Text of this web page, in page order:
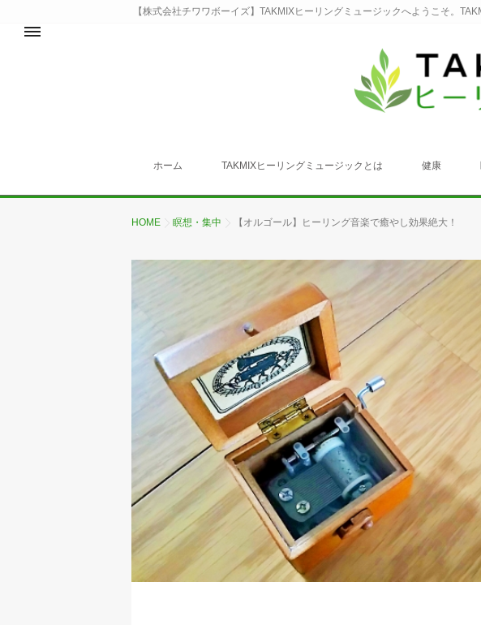
【株式会社チワワボーイズ】TAKMIXヒーリングミュージックへようこそ。
ホーム TAKMIXヒーリングミュージックとは 健康
HOME 瞑想・集中 【オルゴール】ヒーリング音楽で癒やし効果絶大！